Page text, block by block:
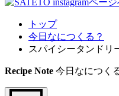
トップ
今日なにつくる？
スパイシータンドリ
Recipe Note 今日なにつく